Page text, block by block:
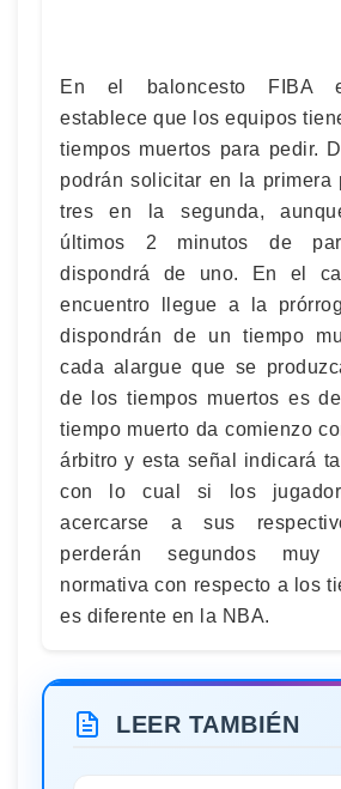
En el baloncesto FIBA
establece que los equipos
tiempos muertos para pedir.
podrán solicitar en la primera
tres en la segunda,
últimos 2 minutos de
dispondrá de uno. En el
encuentro llegue a la
dispondrán de un tiempo
cada alargue que se
de los tiempos muertos es
tiempo muerto da comienzo
árbitro y esta señal indicará
con lo cual si los
acercarse a sus
perderán segundos muy
normativa con respecto a los
es diferente en la NBA.
LEER TAMBIÉN